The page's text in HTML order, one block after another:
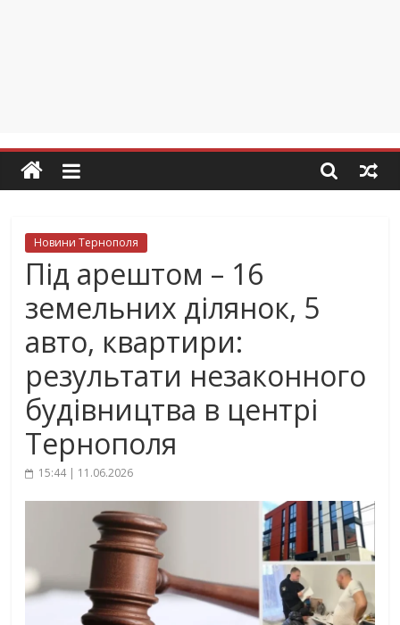
Новини Тернополя
Під арештом – 16
земельних ділянок, 5
авто, квартири:
результати незаконного
будівництва в центрі
Тернополя
15:44 | 11.06.2026